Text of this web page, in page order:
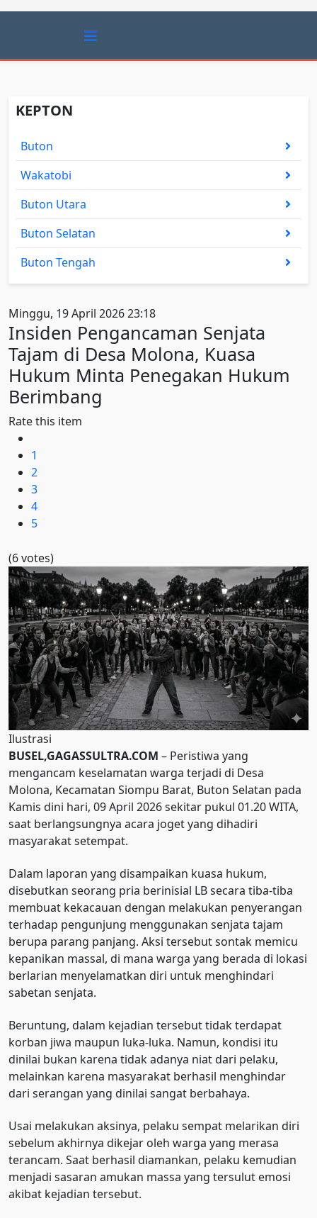
KEPTON
Buton
Wakatobi
Buton Utara
Buton Selatan
Buton Tengah
Minggu, 19 April 2026 23:18
Insiden Pengancaman Senjata
Tajam di Desa Molona, Kuasa
Hukum Minta Penegakan Hukum
Berimbang
Rate this item
1
2
3
4
5
(6 votes)
Ilustrasi
BUSEL,GAGASSULTRA.COM – Peristiwa yang
mengancam keselamatan warga terjadi di Desa
Molona, Kecamatan Siompu Barat, Buton Selatan pada
Kamis dini hari, 09 April 2026 sekitar pukul 01.20 WITA,
saat berlangsungnya acara joget yang dihadiri
masyarakat setempat.
Dalam laporan yang disampaikan kuasa hukum,
disebutkan seorang pria berinisial LB secara tiba-tiba
membuat kekacauan dengan melakukan penyerangan
terhadap pengunjung menggunakan senjata tajam
berupa parang panjang. Aksi tersebut sontak memicu
kepanikan massal, di mana warga yang berada di lokasi
berlarian menyelamatkan diri untuk menghindari
sabetan senjata.
Beruntung, dalam kejadian tersebut tidak terdapat
korban jiwa maupun luka-luka. Namun, kondisi itu
dinilai bukan karena tidak adanya niat dari pelaku,
melainkan karena masyarakat berhasil menghindar
dari serangan yang dinilai sangat berbahaya.
Usai melakukan aksinya, pelaku sempat melarikan diri
sebelum akhirnya dikejar oleh warga yang merasa
terancam. Saat berhasil diamankan, pelaku kemudian
menjadi sasaran amukan massa yang tersulut emosi
akibat kejadian tersebut.